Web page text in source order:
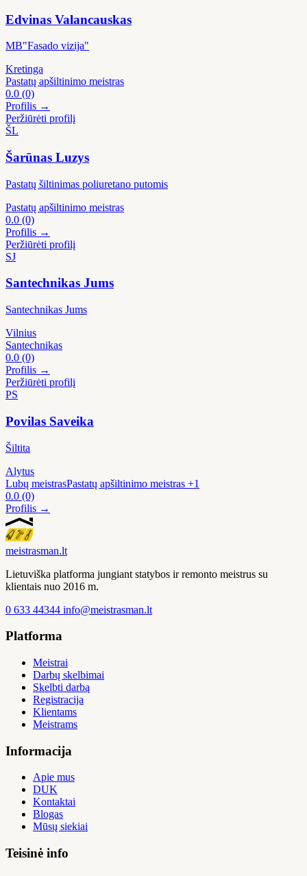
Edvinas Valancauskas
MB"Fasado vizija"
Kretinga
Pastatų apšiltinimo meistras
0.0 (0)
Profilis →
Peržiūrėti profilį
ŠL
Šarūnas Luzys
Pastatų šiltinimas poliuretano putomis
Pastatų apšiltinimo meistras
0.0 (0)
Profilis →
Peržiūrėti profilį
SJ
Santechnikas Jums
Santechnikas Jums
Vilnius
Santechnikas
0.0 (0)
Profilis →
Peržiūrėti profilį
PS
Povilas Saveika
Šiltita
Alytus
Lubų meistrasPastatų apšiltinimo meistras +1
0.0 (0)
Profilis →
meistrasman.lt
Lietuviška platforma jungiant statybos ir remonto meistrus su
klientais nuo 2016 m.
0 633 44344 info@meistrasman.lt
Platforma
Meistrai
Darbų skelbimai
Skelbti darbą
Registracija
Klientams
Meistrams
Informacija
Apie mus
DUK
Kontaktai
Blogas
Mūsų siekiai
Teisinė info